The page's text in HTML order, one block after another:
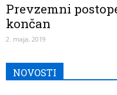
Prevzemni
končan
2. maja, 2019
NOVOSTI